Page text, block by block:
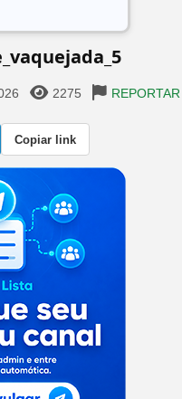
2275 REPORTAR
Copiar link